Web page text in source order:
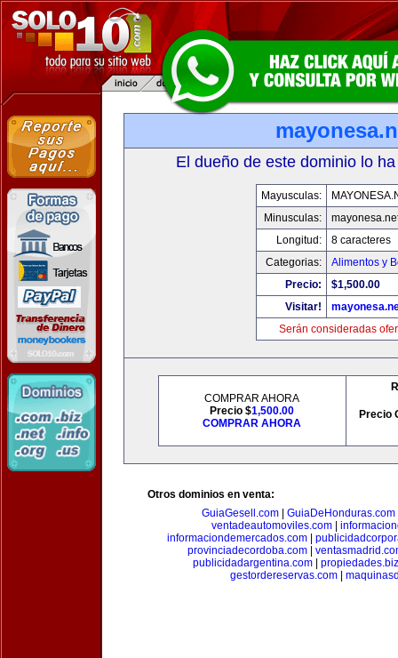
El dueño de este dominio lo
Mayusculas:
Minusculas:
Longitud:
8 caracteres
Categorias:
Alimentos y
Precio:
$1,500.00
Visitar!
Serán consideradas
COMPRAR AHORA
Precio $1,500.00
COMPRAR AHORA
Precio
Otros dominios en venta:
GuiaGesell.com
GuiaDeHonduras.com
ventadeautomoviles.com|
informaciondemercados.com|
provinciadecordoba.com
publicidadargentina.com| propiedades.biz
gestordereservas.com